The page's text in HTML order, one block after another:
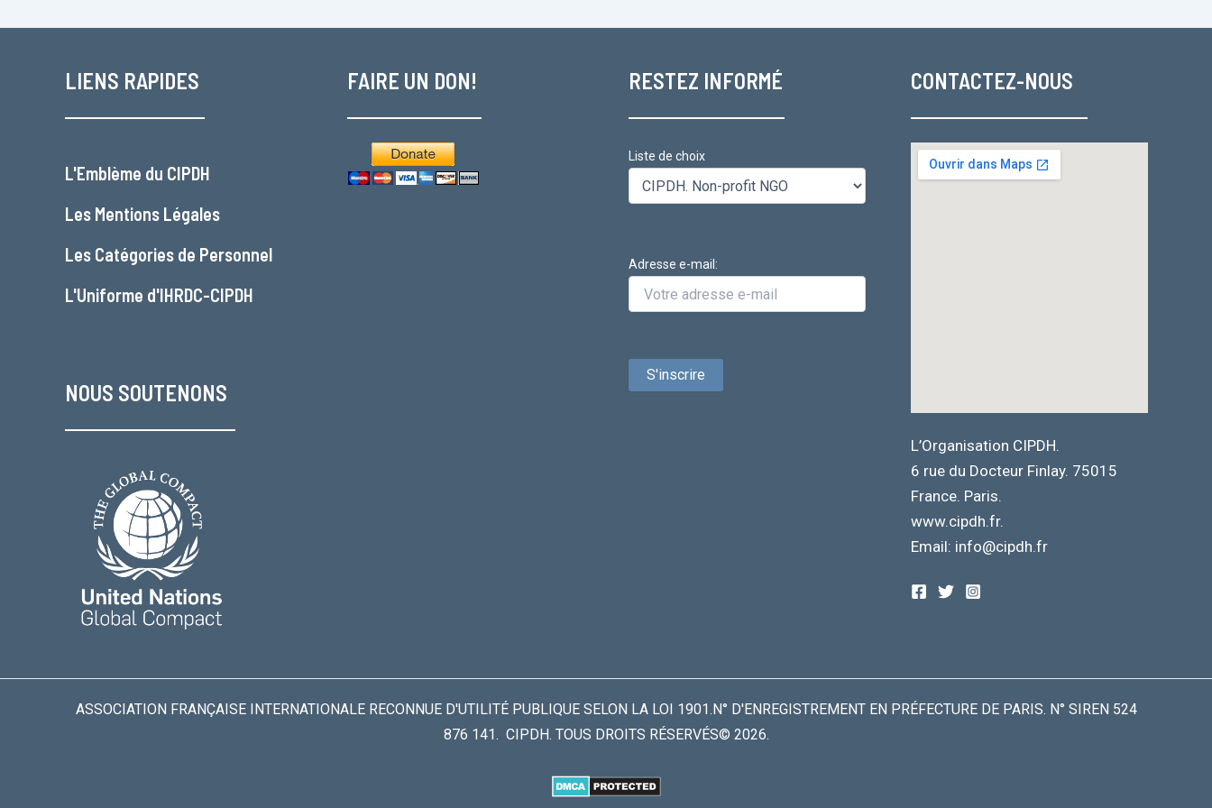
LIENS RAPIDES
L'Emblème du CIPDH
Les Mentions Légales
Les Catégories de Personnel
L'Uniforme d'IHRDC-CIPDH
NOUS SOUTENONS
FAIRE UN DON! RESTEZ INFORMÉ
Liste de choix
Adresse e-mail:
CONTACTEZ-NOUS
L’Organisation CIPDH.
6 rue du Docteur Finlay. 75015
France. Paris.
www.cipdh.fr.
Email: info@cipdh.fr
ASSOCIATION FRANÇAISE INTERNATIONALE RECONNUE D'UTILITÉ PUBLIQUE SELON LA LOI 1901.N° D'ENREGISTREMENT EN PRÉFECTURE DE PARIS. N° SIREN 524
876 141. CIPDH. TOUS DROITS RÉSERVÉS© 2026.